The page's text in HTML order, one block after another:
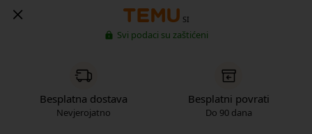
SI
Svi podaci su zaštićeni
Besplatna dostava
Nevjerojatno
Besplatni povrati
Do 90 dana